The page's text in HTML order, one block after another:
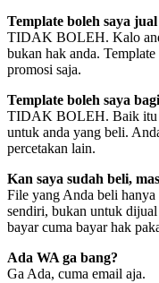
Template boleh saya
TIDAK BOLEH. Kalo
bukan hak anda.
promosi saja.
Template boleh saya
TIDAK BOLEH. Baik itu
untuk anda yang beli.
percetakan lain.
Kan saya sudah beli,
File yang Anda beli
sendiri, bukan untuk
bayar cuma bayar hak
Ada WA ga bang?
Ga Ada, cuma email aja.